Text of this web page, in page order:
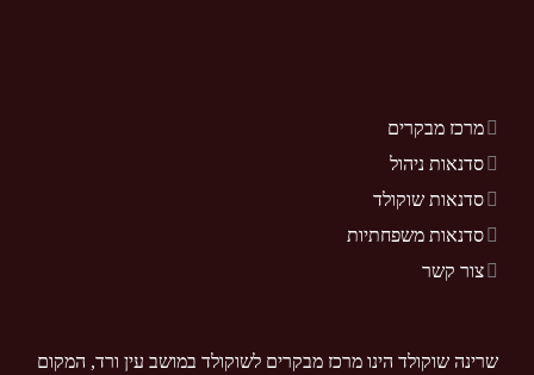
מרכז מבקרים
סדנאות ניהול
סדנאות שוקולד
סדנאות משפחתיות
צור קשר
שרינה שוקולד הינו מרכז מבקרים לשוקולד במושב עין ורד, המקום